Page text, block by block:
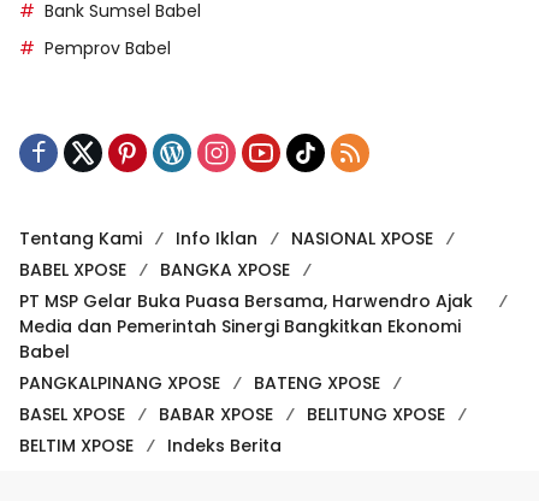
Bank Sumsel Babel
Pemprov Babel
Tentang Kami Info Iklan
NASIONAL XPOSE
BABEL XPOSE
BANGKA XPOSE
PT MSP Gelar Buka Puasa Bersama, Harwendro Ajak
Media dan Pemerintah Sinergi Bangkitkan Ekonomi
Babel
PANGKALPINANG XPOSE
BATENG XPOSE
BASEL XPOSE
BABAR XPOSE
BELITUNG XPOSE
BELTIM XPOSE
Indeks Berita